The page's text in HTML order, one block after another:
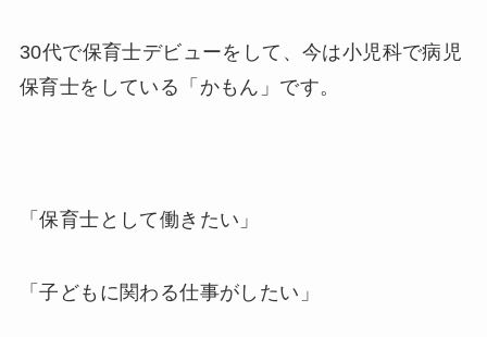
30代で保育士デビューをして、今は小児科で病児
保育士をしている「かもん」です。
「保育士として働きたい」
「子どもに関わる仕事がしたい」